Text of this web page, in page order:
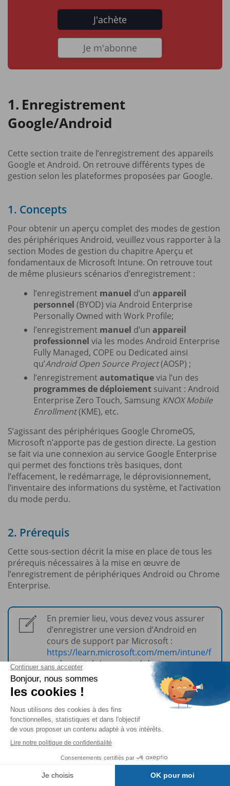
J'achète
Je m'abonne
Enregistrement
Google/Android
Cette section traite de l’enregistrement des appareils
Google et Android. On retrouve différents types de
gestion selon les plateformes proposées par Google.
1. Concepts
Pour obtenir un aperçu complet des modes de gestion
des périphériques Android, veuillez vous rapporter à la
section Modes de gestion du chapitre Aperçu et
fondamentaux de Microsoft Intune. On retrouve tout
de même plusieurs scénarios d’enregistrement :
l’enregistrement manuel d’un appareil
personnel (BYOD) via Android Enterprise
Personally Owned with Work Profile;
l’enregistrement manuel d’un appareil
professionnel via les modes Android Enterprise
Fully Managed, COPE ou Dedicated ainsi
qu’Android Open Source Project(AOSP) ;
l’enregistrementautomatiquevia l’un des
programmes de déploiement suivant : Android
Enterprise Zero Touch, Samsung KNOX Mobile
Enrollment(KME), etc.
S’agissant des périphériques Google ChromeOS,
Microsoft n’apporte pas de gestion directe. La gestion
se fait via une connexion au service Google Enterprise
qui permet des fonctions très basiques, dont
l’effacement, le redémarrage, le déprovisionnement,
l’inventaire des informations du système, et l’activation
du mode perdu.
2. Prérequis
Cette sous-section décrit la mise en place de tous les
prérequis nécessaires à la mise en œuvre de
l’enregistrement de périphériques Android ou Chrome
Enterprise.
En premier lieu, vous devez vous assurer
d’enregistrer une version d’Android en
cours de support par Microsoft :
https://learn.microsoft.com/mem/intune/f
undamentals/supported-devices-
browsers?WT.mc_id=EM-MVP-
4028970#android
a. Compte Managed Google Play
Pour permettre l’enregistrement des appareils avec
Managed Google Playau tenant Microsoft Intune. Ce
compte fait le lien entre Intune et le service de Google
Table des matières